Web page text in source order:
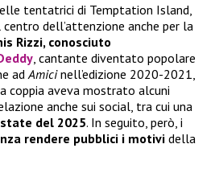
tentatrici di Temptation Island,
dell’attenzione anche per la
Rizzi, conosciuto
, cantante diventato popolare
ad Amicinell’edizione 2020-2021,
coppia aveva mostrato alcuni
anche sui social, tra cui una
del 2025. In seguito, però, i
rendere pubblici i motivi della